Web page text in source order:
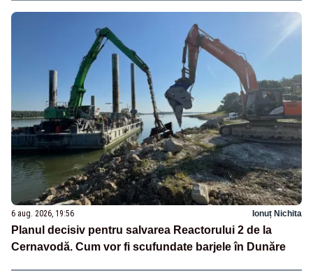
6 aug. 2026, 19:56 Ionuț Nichita
Planul decisiv pentru salvarea Reactorului 2 de la
Cernavodă. Cum vor fi scufundate barjele în Dunăre